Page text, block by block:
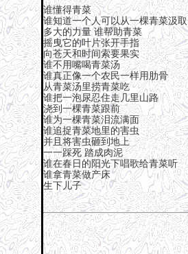
谁懂得青菜
谁知道一个人可以从一棵青菜汲取
多大的力量 谁帮助青菜
摇曳它的叶片张开手指
向苍天和时间索要果实
谁不用嘴喝青菜汤
谁真正像一个农民一样用肋骨
从青菜汤里捞青菜吃
谁把一泡尿忍住走几里山路
浇到一棵青菜跟前
谁为一棵青菜泪流满面
谁追捉青菜地里的害虫
并且将害虫砸到地上
一一踩死 踏成肉泥
谁在春日的阳光下唱歌给青菜听
谁拿青菜做产床
生下儿子